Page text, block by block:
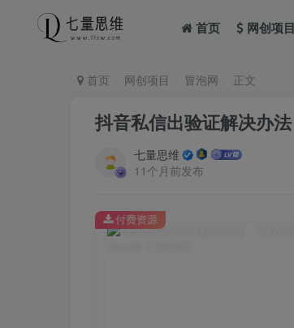
首页 网创项目
首页 网创项目 冒泡网 正文
抖音私信出验证解决办
七量思维
11个月前发布
付费资源